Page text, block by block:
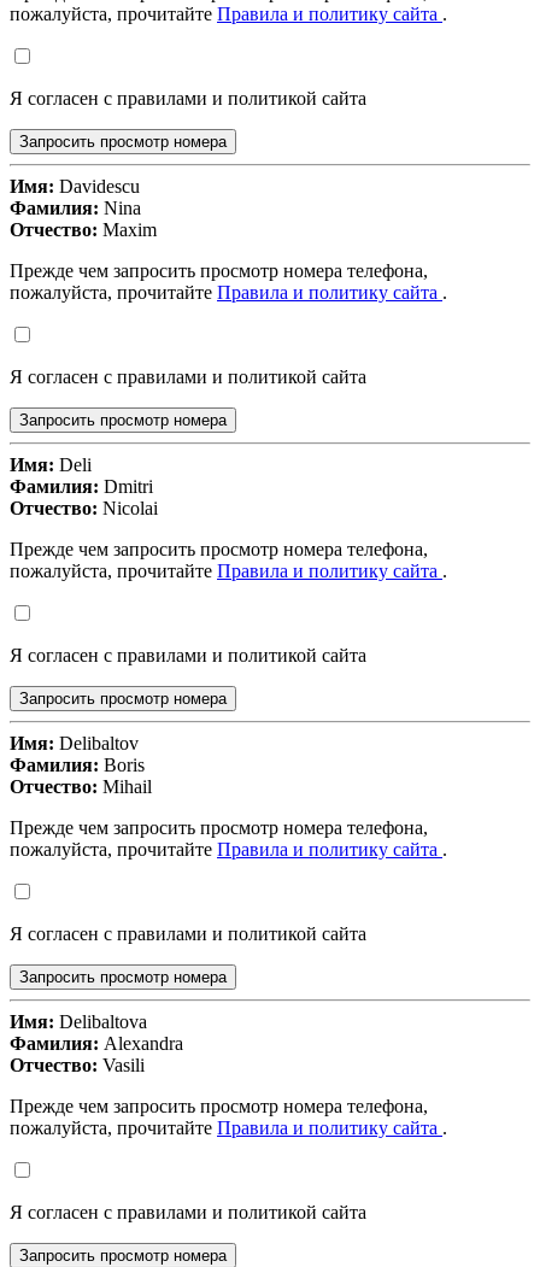
пожалуйста, прочитайте Правила и политику сайта .
Я согласен с правилами и политикой сайта
Запросить просмотр номера
Имя: Davidescu
Фамилия: Nina
Отчество: Maxim
Прежде чем запросить просмотр номера телефона,
пожалуйста, прочитайте Правила и политику сайта .
Я согласен с правилами и политикой сайта
Запросить просмотр номера
Имя: Deli
Фамилия: Dmitri
Отчество: Nicolai
Прежде чем запросить просмотр номера телефона,
пожалуйста, прочитайте Правила и политику сайта .
Я согласен с правилами и политикой сайта
Запросить просмотр номера
Имя: Delibaltov
Фамилия: Boris
Отчество: Mihail
Прежде чем запросить просмотр номера телефона,
пожалуйста, прочитайте Правила и политику сайта .
Я согласен с правилами и политикой сайта
Запросить просмотр номера
Имя: Delibaltova
Фамилия: Alexandra
Отчество: Vasili
Прежде чем запросить просмотр номера телефона,
пожалуйста, прочитайте Правила и политику сайта .
Я согласен с правилами и политикой сайта
Запросить просмотр номера